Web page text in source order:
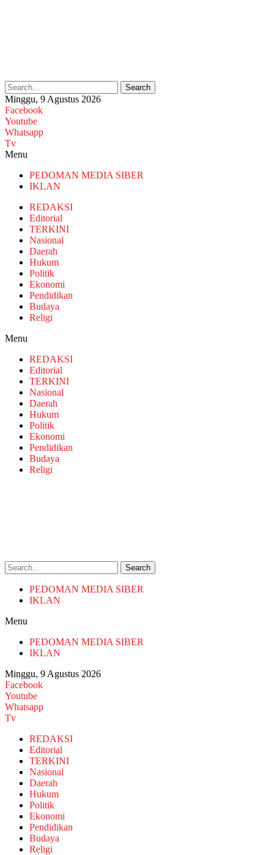
Search
Minggu, 9 Agustus 2026
Facebook
Youtube
Whatsapp
Tv
Menu
PEDOMAN MEDIA SIBER
IKLAN
REDAKSI
Editorial
TERKINI
Nasional
Daerah
Hukum
Politik
Ekonomi
Pendidikan
Budaya
Religi
Menu
REDAKSI
Editorial
TERKINI
Nasional
Daerah
Hukum
Politik
Ekonomi
Pendidikan
Budaya
Religi
Search
PEDOMAN MEDIA SIBER
IKLAN
Menu
PEDOMAN MEDIA SIBER
IKLAN
Minggu, 9 Agustus 2026
Facebook
Youtube
Whatsapp
Tv
REDAKSI
Editorial
TERKINI
Nasional
Daerah
Hukum
Politik
Ekonomi
Pendidikan
Budaya
Religi